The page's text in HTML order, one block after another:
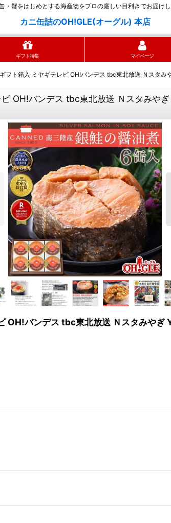
・蟹をはじめとする海産物をプロの厳しい目利きでお届け
カニ缶詰のOH!GLE(オーグル) 本店
ギフト特集 マイページ
フト箱入 ミヤギテレビ OH!バンデス tbc東北放送 Ｎスタ
OH!バンデス tbc東北放送 Ｎスタみや
バンデス tbc東北放送 Ｎスタみやぎ